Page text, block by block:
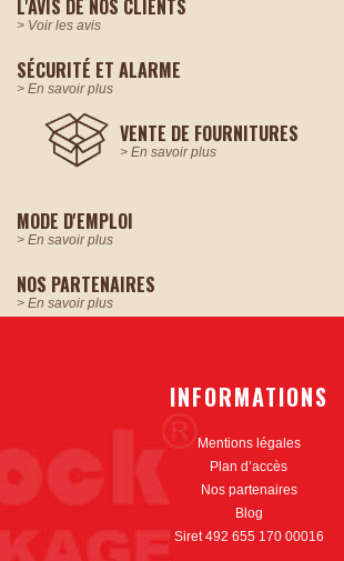
L'AVIS DE NOS CLIENTS
> Voir les avis
SÉCURITÉ ET ALARME
> En savoir plus
VENTE DE FOURNITURES
> En savoir plus
MODE D'EMPLOI
> En savoir plus
NOS PARTENAIRES
> En savoir plus
INFORMATIONS
Mentions légales
Plan d’accès
Nos partenaires
Blog
Siret 492 655 170 00016